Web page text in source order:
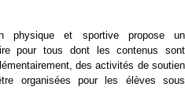
physique et sportive propose un
pour tous dont les contenus sont
des activités de soutien
organisées pour les élèves sous